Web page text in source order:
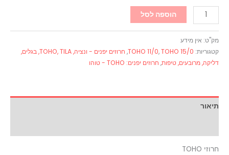
הוספה לסל
מק"ט: אין מידע
קטגוריות:
TOHO 11/0,TOHO 15/0
,
חרוזים יפנים - ונציה, TOHO, TILA, בגלים,
דליקה, מרובעים, טיפות, חרוזים יפנים: TOHO - טוהו
תיאור
חרוזי TOHO